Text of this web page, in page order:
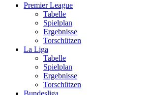
Premier League
Tabelle
Spielplan
Ergebnisse
Torschützen
La Liga
Tabelle
Spielplan
Ergebnisse
Torschützen
Bundesliga